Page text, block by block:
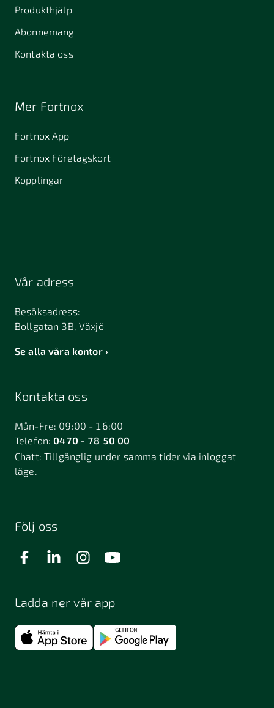
Produkthjälp
Abonnemang
Kontakta oss
Mer Fortnox
Fortnox App
Fortnox Företagskort
Kopplingar
Vår adress
Besöksadress:
Bollgatan 3B, Växjö
Se alla våra kontor
Kontakta oss
Mån-Fre: 09:00 - 16:00
Telefon:0470 - 78 50 00
Chatt:Tillgänglig under samma tider via inloggat
läge.
Följ oss
Ladda ner vår app